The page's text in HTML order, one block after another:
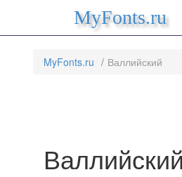
MyFonts.ru
MyFonts.ru Валлийский
Валлийский